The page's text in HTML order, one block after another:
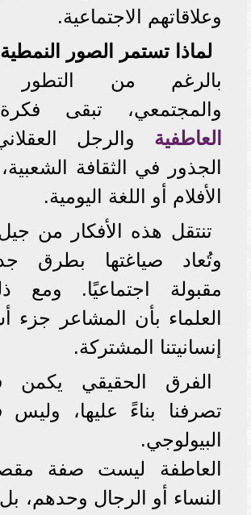
وعلاقاتهم الاجتماعية.
لماذا تستمر الصور
بالرغم من التطور
والمجتمعي، تبقى
العاطفية والرجل
الجذور في الثقافة
الأفلام أو اللغة اليومية.
تنتقل هذه الأفكار من
وتُعاد صياغتها بطرق
مقبولة اجتماعيًا. ومع
العلماء بأن المشاعر
إنسانيتنا المشتركة.
الفرق الحقيقي يكمن
تصرفنا بناءً عليها،
البيولوجي.
العاطفة ليست صفة
النساء أو الرجال وحدهم،